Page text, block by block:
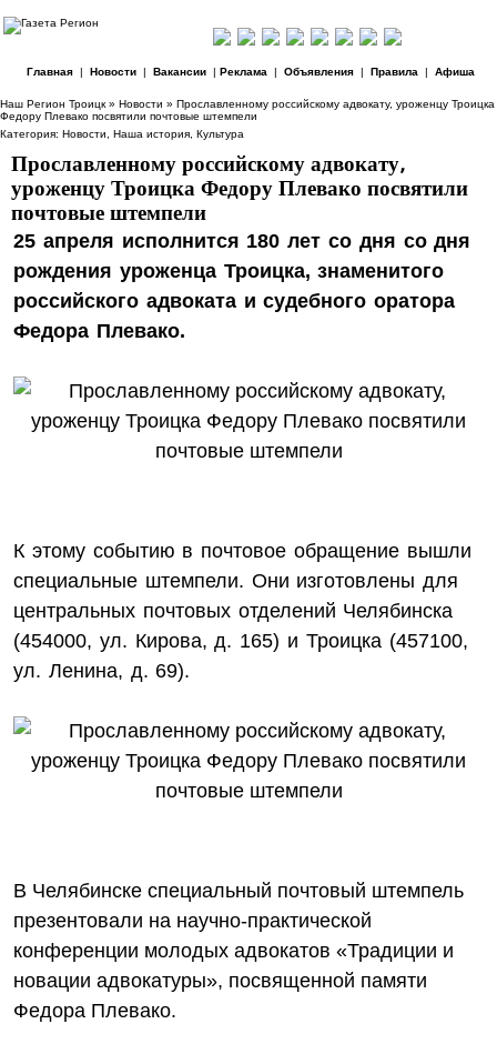
Главная| Новости| Вакансии| Реклама | Объявления| Правила | Афиша
Наш Регион Троицк » Новости » Прославленному российскому адвокату, уроженцу Троицка
Федору Плевако посвятили почтовые штемпели
Категория: Новости Наша история Культура
Прославленному российскому адвокату,
уроженцу Троицка Федору Плевако посвятили
почтовые штемпели
25 апреля исполнится 180 лет со дня со дня
рождения уроженца Троицка, знаменитого
российского адвоката и судебного оратора
Федора Плевако.
К этому событию в почтовое обращение вышли
специальные штемпели. Они изготовлены для
центральных почтовых отделений Челябинска
(454000, ул. Кирова, д. 165) и Троицка (457100,
ул. Ленина, д. 69).
В Челябинске специальный почтовый штемпель
презентовали на научно-практической
конференции молодых адвокатов «Традиции и
новации адвокатуры», посвященной памяти
Федора Плевако.